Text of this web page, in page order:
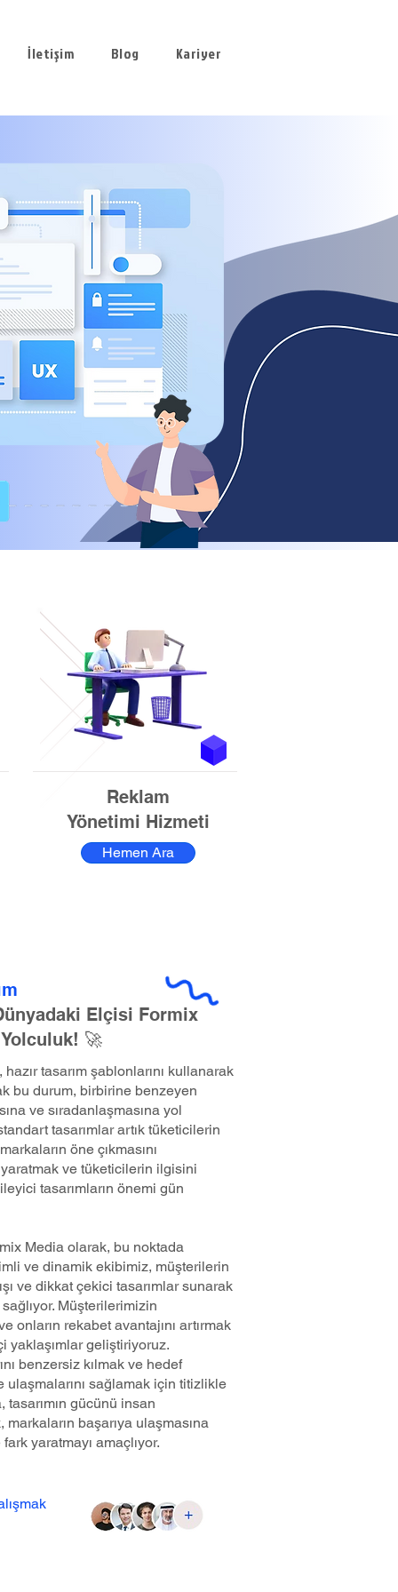
İletişim Blog Kariyer
Reklam
Yönetimi Hizmeti
Hemen Ara
Elçisi Formix
🚀
tasarım şablonlarını kullanarak
bu durum, birbirine benzeyen
ve sıradanlaşmasına yol
tasarımlar artık tüketicilerin
öne çıkmasını
yaratmak ve tüketicilerin ilgisini
tasarımların önemi gün
Media olarak, bu noktada
ve dinamik ekibimiz, müşterilerin
ve dikkat çekici tasarımlar sunarak
sağlıyor. Müşterilerimizin
onların rekabet avantajını artırmak
yaklaşımlar geliştiriyoruz.
benzersiz kılmak ve hedef
sağlamak için titizlikle
tasarımın gücünü insan
başarıya ulaşmasına
yaratmayı amaçlıyor.